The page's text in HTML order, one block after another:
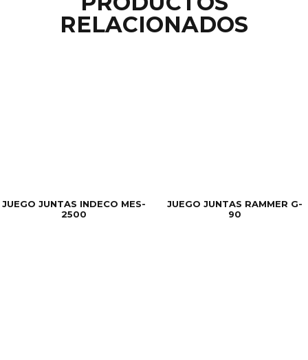
RELACIONADOS
JUEGO JUNTAS INDECO MES-
2500
JUEGO JUNTAS RAMMER G-
90